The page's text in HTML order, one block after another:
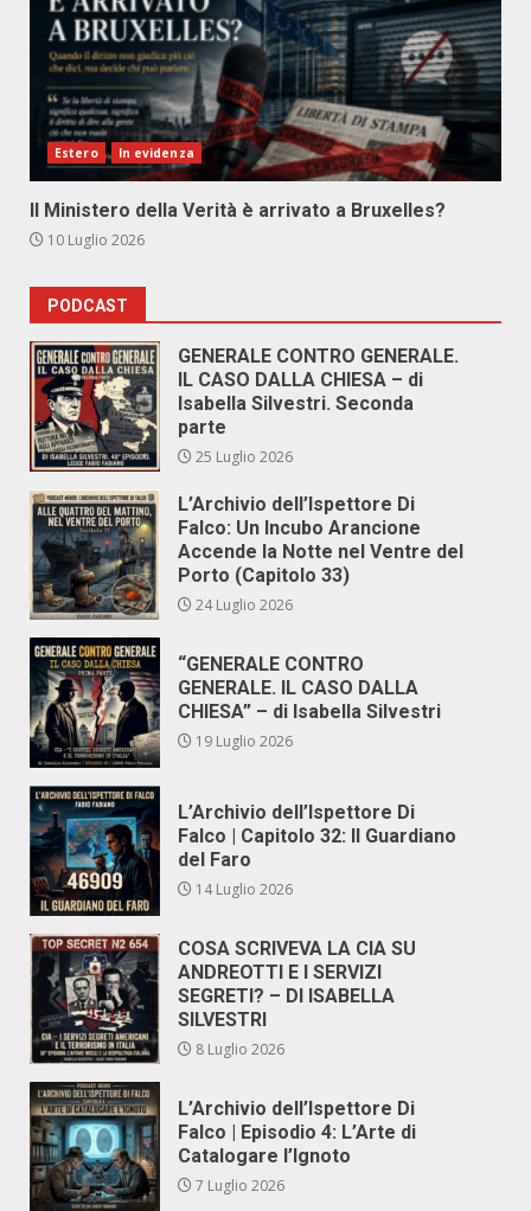
Estero In evidenza
Il Ministero della Verità è arrivato a Bruxelles?
10 Luglio 2026
PODCAST
GENERALE CONTRO GENERALE.
IL CASO DALLA CHIESA – di
Isabella Silvestri. Seconda
parte
25 Luglio 2026
L’Archivio dell’Ispettore Di
Falco: Un Incubo Arancione
Accende la Notte nel Ventre del
Porto (Capitolo 33)
24 Luglio 2026
“GENERALE CONTRO
GENERALE. IL CASO DALLA
CHIESA” – di Isabella Silvestri
19 Luglio 2026
L’Archivio dell’Ispettore Di
Falco | Capitolo 32: Il Guardiano
del Faro
14 Luglio 2026
COSA SCRIVEVA LA CIA SU
ANDREOTTI E I SERVIZI
SEGRETI? – DI ISABELLA
SILVESTRI
8 Luglio 2026
L’Archivio dell’Ispettore Di
Falco | Episodio 4: L’Arte di
Catalogare l’Ignoto
7 Luglio 2026